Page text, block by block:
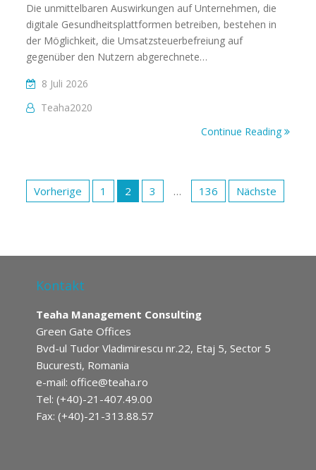
Die unmittelbaren Auswirkungen auf Unternehmen, die
digitale Gesundheitsplattformen betreiben, bestehen in
der Möglichkeit, die Umsatzsteuerbefreiung auf
gegenüber den Nutzern abgerechnete…
8 Juli 2026
Teaha2020
Continue Reading
Beitragsnavigation
Vorherige 1 2 3 … 136 Nächste
Kontakt
Teaha Management Consulting
Green Gate Offices
Bvd-ul Tudor Vladimirescu nr.22, Etaj 5, Sector 5
Bucuresti, Romania
e-mail: office@teaha.ro
Tel: (+40)-21-407.49.00
Fax: (+40)-21-313.88.57